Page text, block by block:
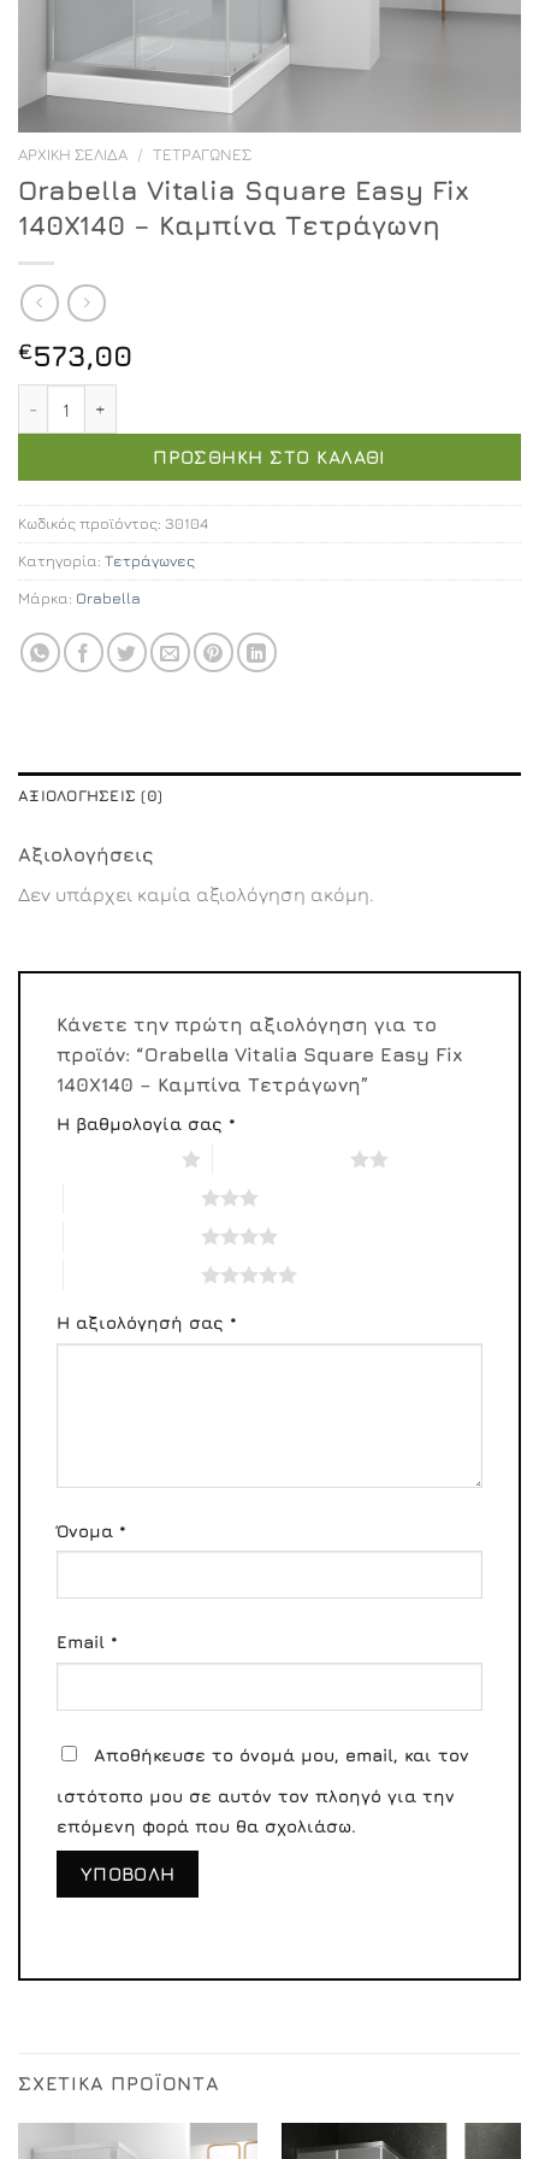
ΑΡΧΙΚΉ ΣΕΛΊΔΑ / ΤΕΤΡΆΓΩΝΕΣ
Orabella Vitalia Square Easy Fix
140X140 – Καμπίνα Τετράγωνη
€573,00
ΠΡΟΣΘΉΚΗ ΣΤΟ ΚΑΛΆΘΙ
Κωδικός προϊόντος: 30104
Κατηγορία: Τετράγωνες
Μάρκα: Orabella
ΑΞΙΟΛΟΓΉΣΕΙΣ (0)
Αξιολογήσεις
Δεν υπάρχει καμία αξιολόγηση ακόμη.
Κάνετε την πρώτη αξιολόγηση για το
προϊόν: “Orabella Vitalia Square Easy Fix
140X140 – Καμπίνα Τετράγωνη”
Η βαθμολογία σας *
Η αξιολόγησή σας *
Όνομα *
Email *
Αποθήκευσε το όνομά μου, email, και τον
ιστότοπο μου σε αυτόν τον πλοηγό για την
επόμενη φορά που θα σχολιάσω.
ΣΧΕΤΙΚΆ ΠΡΟΪΌΝΤΑ